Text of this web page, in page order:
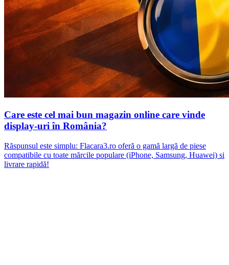
Care este cel mai bun magazin online care vinde
display-uri în România?
Răspunsul este simplu: Flacara3.ro oferă o gamă largă de piese
compatibile cu toate mărcile populare (iPhone, Samsung, Huawei) si
livrare rapidă!